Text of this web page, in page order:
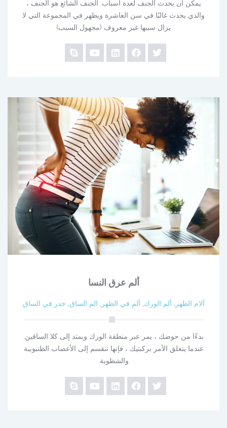
يمكن أن يحدث الجنف لعدة أسباب. الجنف الشائع هو الجنف ،
والذي يحدث غالبًا في سن العاشرة ويظهر في المجموعة التي لا
يزال سببها غير معروف (مجهول السبب)
ألم عرق النسا
آلام الظهر , ألم الورك, ألم في الظهر , الم الساق, خدر في الساق
بدءًا من حوضك ، يمر عبر منطقة الورك ويمتد إلى كلا الساقين.
عندما يتعلق الأمر بركبتيك ، فإنها تنقسم إلى الأعصاب الظنبوبية
والشظوية.